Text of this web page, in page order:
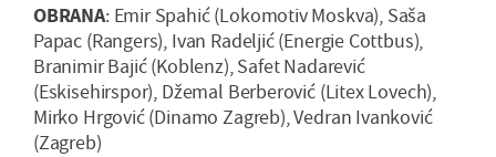
OBRANA: Emir Spahić (Lokomotiv Moskva), Saša
Papac (Rangers), Ivan Radeljić (Energie Cottbus),
Branimir Bajić (Koblenz), Safet Nadarević
(Eskisehirspor), Džemal Berberović (Litex Lovech),
Mirko Hrgović (Dinamo Zagreb), Vedran Ivanković
(Zagreb)